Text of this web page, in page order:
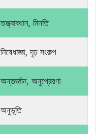
তত্ত্বাবধান, মিনতি
নিষেধাজ্ঞা, দৃঢ় সংকল্প
অন্তর্জ্ঞান, অনুপ্রেরণা
অনুভূতি